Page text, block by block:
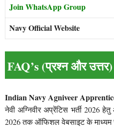
Join WhatsApp Group
Navy Official Website
FAQ’s (प्रश्न और उत्तर)
Indian Navy Agniveer
नेवी अग्निवीर अप्रेंटिस भर्ती
2026 तक ऑफिशल वेबसाइट के माध्यम